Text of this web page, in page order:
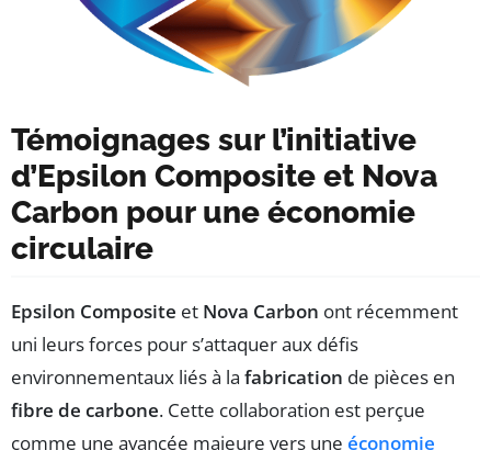
Témoignages sur l’initiative
d’Epsilon Composite et Nova
Carbon pour une économie
circulaire
Epsilon Composite et Nova Carbon ont récemment
uni leurs forces pour s’attaquer aux défis
environnementaux liés à la fabrication de pièces en
fibre de carbone. Cette collaboration est perçue
comme une avancée majeure vers une économie